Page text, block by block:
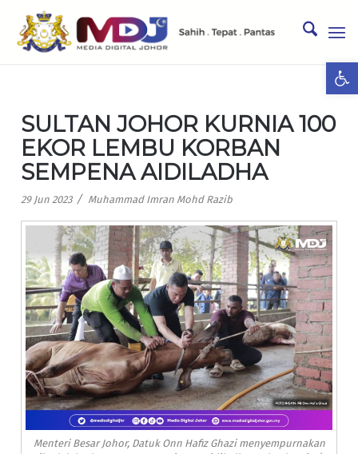
SULTAN JOHOR KURNIA 100
EKOR LEMBU KORBAN
SEMPENA AIDILADHA
29 Jun 2023 / Muhammad Imran Mohd Razib
Menteri Besar Johor, Datuk Onn Hafiz Ghazi menyempurnakan